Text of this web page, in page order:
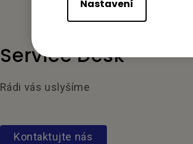
Nastavení
Service Desk
Rádi vás uslyšíme
Kontaktujte nás